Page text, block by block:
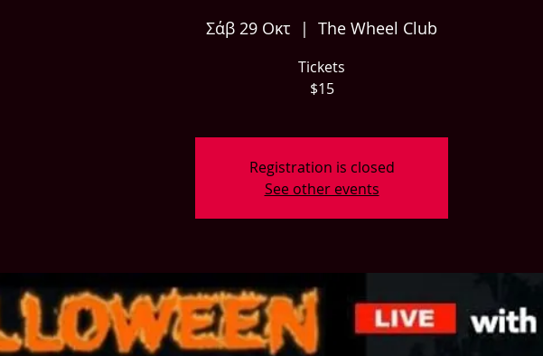
Σάβ 29 Οκτ
  |
The Wheel Club
Tickets
$15
Registration is closed
See other events